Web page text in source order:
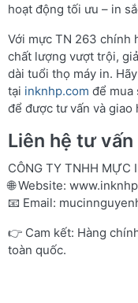
hoạt động tối ưu – in
Với mực TN 263 chính
chất lượng vượt trội,
dài tuổi thọ máy in.
tại inknhp.com để mua
để được tư vấn và giao
Liên hệ tư vấn
CÔNG TY TNHH MỰC
🌐 Website:
📧 Email:
👉 Cam kết: Hàng
toàn quốc.